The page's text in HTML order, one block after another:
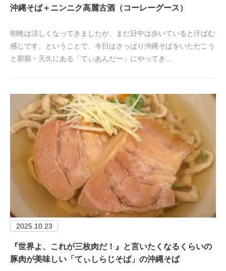
沖縄そば＋ニンニク高麗古酒（コーレーグース）
朝晩は涼しくなってきましたが、まだ日中は歩いていると汗ばむ
感じです。ということで、今日はさっぱり沖縄そばをいただこう
と那覇・天久にある「てぃあんだー」にやってき…
2025.10.23
『世界よ、これが三枚肉だ！』と言いたくなるくらいの
豚肉が美味しい「てぃしらじそば」の沖縄そば